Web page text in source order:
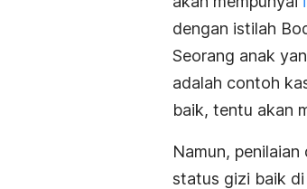
dengan istilah
Seorang anak
adalah contoh
baik, tentu akan
Namun,
status gizi baik